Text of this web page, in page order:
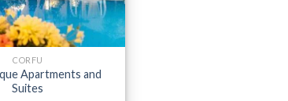
CORFU
Apartments and
Suites